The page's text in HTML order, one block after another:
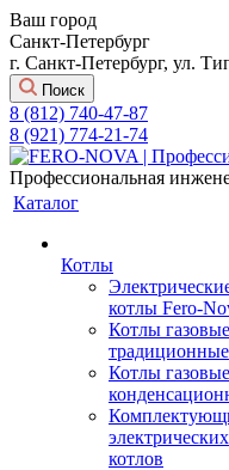
Ваш город
Санкт-Петербург
г. Санкт-Петербург, ул.
Поиск
8 (812) 740-47-87
8 (921) 774-21-74
Профессиональная
Каталог
Котлы
котлы Fero-
Котлы газовые
традиционные
Котлы газовые
электрических
котлов